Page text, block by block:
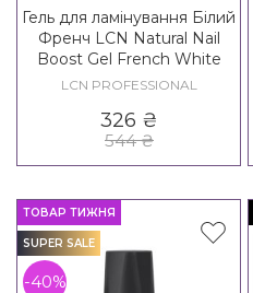
Гель для ламінування Білий
Френч LCN Natural Nail
Boost Gel French White
LCN PROFESSIONAL
326 ₴
544₴
ТОВАР ТИЖНЯ
SUPER SALE
-40%